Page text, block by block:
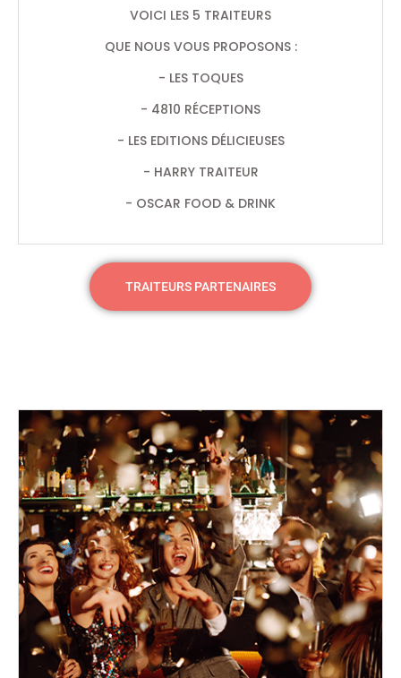
VOICI LES 5 TRAITEURS
QUE NOUS VOUS PROPOSONS :
- LES TOQUES
- 4810 RÉCEPTIONS
- LES EDITIONS DÉLICIEUSES
- HARRY TRAITEUR
- OSCAR FOOD & DRINK
TRAITEURS PARTENAIRES